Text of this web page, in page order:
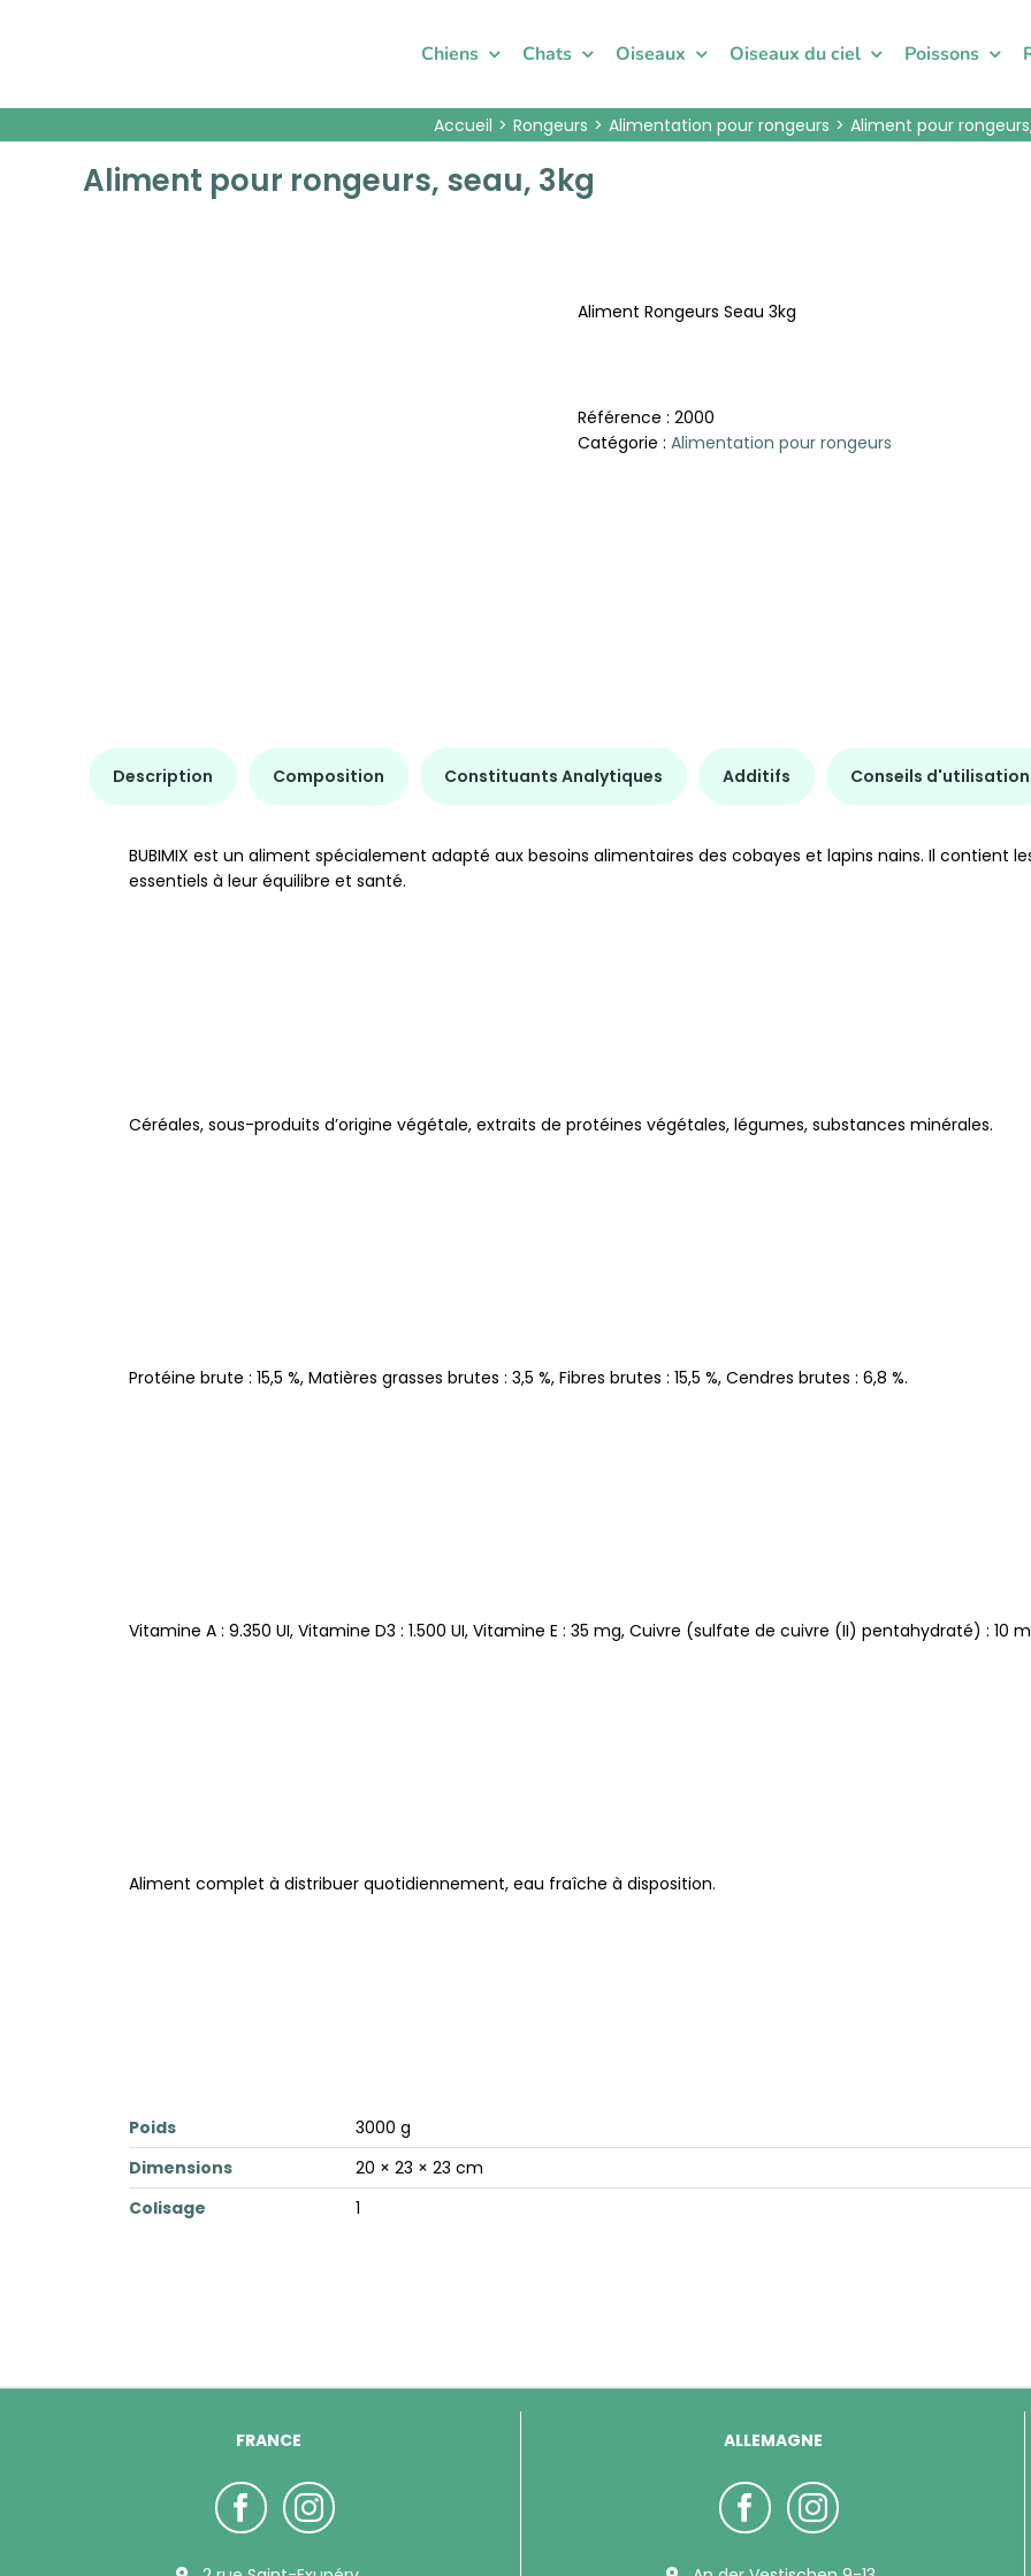
Chiens Chats Oiseaux Oiseaux du ciel Poissons
Accueil Rongeurs Alimentation pour rongeurs Aliment pour
Aliment pour rongeurs, seau, 3kg
Aliment Rongeurs Seau 3kg
Référence : 2000
Catégorie : Alimentation pour rongeurs
Description Composition Constituants Analytiques Additifs Conseils d'utilisation
BUBIMIX est un aliment spécialement adapté aux besoins alimentaires des cobayes et lapins nains. Il contient
essentiels à leur équilibre et santé.
Céréales, sous-produits d’origine végétale, extraits de protéines végétales, légumes, substances minérales.
Protéine brute : 15,5 %, Matières grasses brutes : 3,5 %, Fibres brutes : 15,5 %, Cendres brutes : 6,8 %.
Vitamine A : 9.350 UI, Vitamine D3 : 1.500 UI, Vitamine E : 35 mg, Cuivre (sulfate de cuivre (II) pentahydraté) : 10
Aliment complet à distribuer quotidiennement, eau fraîche à disposition.
Poids
3000 g
Dimensions
20 × 23 × 23 cm
Colisage
1
FRANCE ALLEMAGNE